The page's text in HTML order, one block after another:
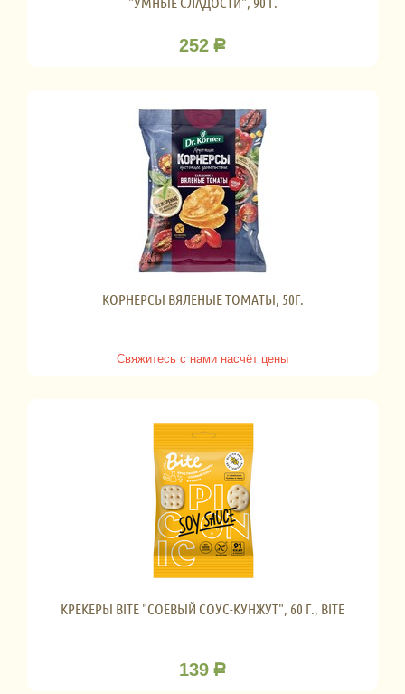
252 Р
КОРНЕРСЫ ВЯЛЕНЫЕ ТОМАТЫ, 50Г.
Свяжитесь с нами насчёт цены
КРЕКЕРЫ BITE "СОЕВЫЙ СОУС-КУНЖУТ", 60 Г., BITE
139 Р